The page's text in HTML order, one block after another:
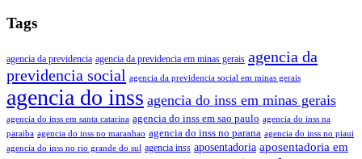
Tags
agencia da previdencia agencia da previdencia em minas gerais agencia da
previdencia social agencia da previdencia social em minas gerais
agencia do inss agencia do inss em minas gerais
agencia do inss em santa catarina agencia do inss em sao paulo agencia do inss na
paraiba agencia do inss no maranhao agencia do inss no parana agencia do inss no piaui
agencia do inss no rio grande do sul agencia inss aposentadoria aposentadoria em